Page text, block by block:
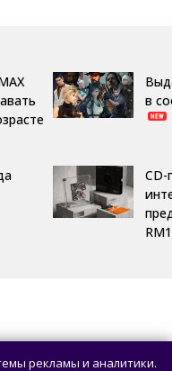
в
CD-
RM1
телефон со
рекламы и аналитики.